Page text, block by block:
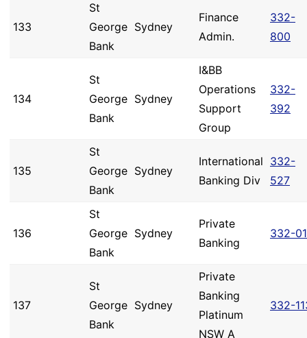
133
St
George
Bank
Sydney
Finance
Admin.
332-
800
134
St
George
Bank
Sydney
I&BB
Operations
Support
Group
332-
392
135
St
George
Bank
Sydney
International
Banking Div
332-
527
136
St
George
Bank
Sydney
Private
Banking
332-
137
St
George
Bank
Sydney
Private
Banking
Platinum
NSW A
332-